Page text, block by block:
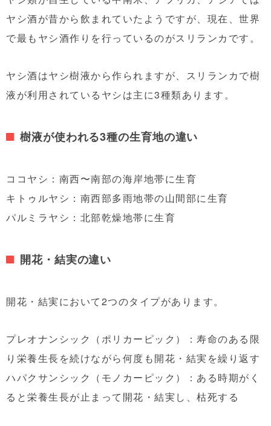
ヤシ酒が昔から飲まれていたようですが、現在、世界
で最もヤシ酒作りを行っているのがスリランカです。
ヤシ酒はヤシ樹液から作られますが、スリランカで樹
液が利用されているヤシは主に3種類あります。
樹液が使われる3種の生育地の違い
ココヤシ：南西〜南部の海岸地帯に生育
キトゥルヤシ：南西部多雨地帯の山間部に生育
パルミラヤシ：北部乾燥地帯に生育
開花・結実の違い
開花・結実において2つのタイプがあります。
プレオナンシック（ポリカーピック）：寿命のある限
り栄養生長を続けながら何度も開花・結実を繰り返す
ハパクサンシック（モノカーピック）：ある時期がく
ると栄養生長が止まって開花・結実し、枯死する